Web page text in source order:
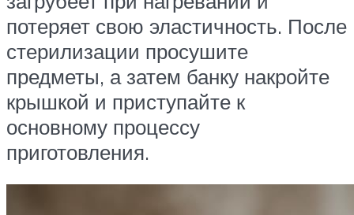
потеряет свою эластичность. После
стерилизации просушите
предметы, а затем банку накройте
крышкой и приступайте к
основному процессу
приготовления.